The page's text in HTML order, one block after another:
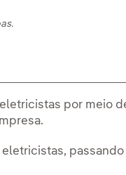
por meio
passando